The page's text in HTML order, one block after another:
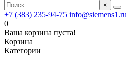
×
+7 (383) 235-94-75 info@siemens1.ru
0
Ваша корзина пуста!
Корзина
Категории